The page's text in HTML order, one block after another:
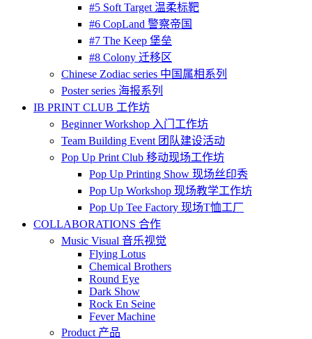
#5 Soft Target 温柔标靶
#6 CopLand 警察帝国
#7 The Keep 堡垒
#8 Colony 迁移区
Chinese Zodiac series 中国属相系列
Poster series 海报系列
IB PRINT CLUB 工作坊
Beginner Workshop 入门工作坊
Team Building Event 团队建设活动
Pop Up Print Club 移动现场工作坊
Pop Up Printing Show 现场丝印秀
Pop Up Workshop 现场教学工作坊
Pop Up Tee Factory 现场T恤工厂
COLLABORATIONS 合作
Music Visual 音乐视觉
Flying Lotus
Chemical Brothers
Round Eye
Dark Show
Rock En Seine
Fever Machine
Product 产品